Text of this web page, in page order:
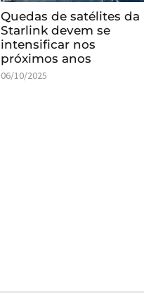
Quedas de satélites da
Starlink devem se
intensificar nos
próximos anos
06/10/2025